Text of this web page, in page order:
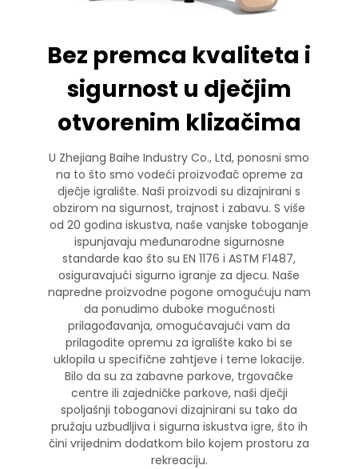
Bez premca kvaliteta i
sigurnost u dječjim
otvorenim klizačima
U Zhejiang Baihe Industry Co., Ltd, ponosni smo
na to što smo vodeći proizvođač opreme za
dječje igralište. Naši proizvodi su dizajnirani s
obzirom na sigurnost, trajnost i zabavu. S više
od 20 godina iskustva, naše vanjske toboganje
ispunjavaju međunarodne sigurnosne
standarde kao što su EN 1176 i ASTM F1487,
osiguravajući sigurno igranje za djecu. Naše
napredne proizvodne pogone omogućuju nam
da ponudimo duboke mogućnosti
prilagođavanja, omogućavajući vam da
prilagodite opremu za igralište kako bi se
uklopila u specifične zahtjeve i teme lokacije.
Bilo da su za zabavne parkove, trgovačke
centre ili zajedničke parkove, naši dječji
spoljašnji toboganovi dizajnirani su tako da
pružaju uzbudljiva i sigurna iskustva igre, što ih
čini vrijednim dodatkom bilo kojem prostoru za
rekreaciju.